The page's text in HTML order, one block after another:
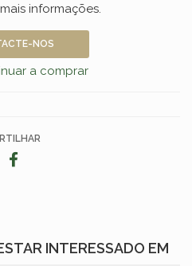
informações.
NOS
a comprar
INTERESSADO EM